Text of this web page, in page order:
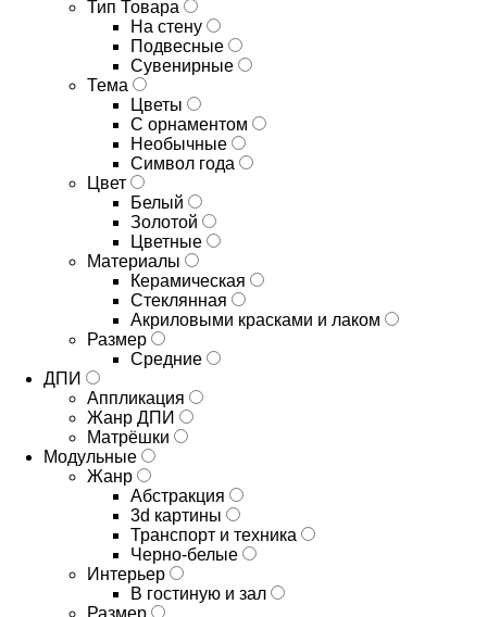
Тип Товара
На стену
Подвесные
Сувенирные
Тема
Цветы
С орнаментом
Необычные
Символ года
Цвет
Белый
Золотой
Цветные
Материалы
Керамическая
Стеклянная
Акриловыми красками и лаком
Размер
Средние
ДПИ
Аппликация
Жанр ДПИ
Матрёшки
Модульные
Жанр
Абстракция
3d картины
Транспорт и техника
Черно-белые
Интерьер
В гостиную и зал
Размер